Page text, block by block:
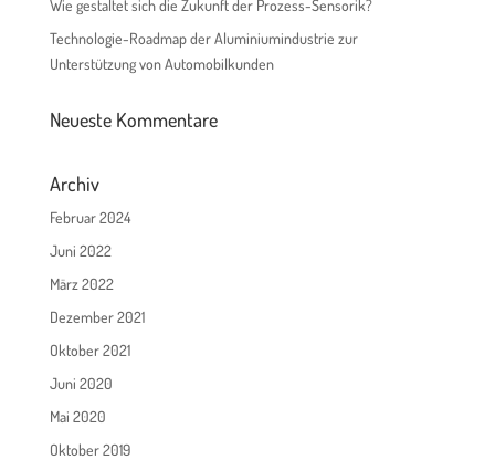
Wie gestaltet sich die Zukunft der Prozess-Sensorik?
Technologie-Roadmap der Aluminiumindustrie zur
Unterstützung von Automobilkunden
Neueste Kommentare
Archiv
Februar 2024
Juni 2022
März 2022
Dezember 2021
Oktober 2021
Juni 2020
Mai 2020
Oktober 2019